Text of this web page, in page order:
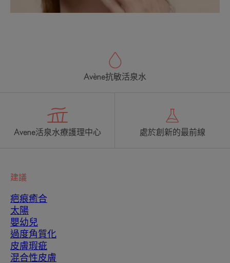
Avène抗敏活泉水
Avene活泉水療護理中心 處於創新的最前線
建議
疤痕癒合
太陽
嬰幼兒
過度角質化
皮膚瑕疵
混合性皮膚